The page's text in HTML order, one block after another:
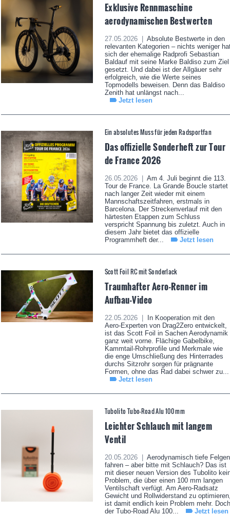
Exklusive Rennmaschine
aerodynamischen Bestwerten
27.05.2026 |
Absolute Bestwerte in den
relevanten Kategorien – nichts weniger
sich der ehemalige Radprofi Sebastian
Baldauf mit seine Marke Baldiso zum Ziel
gesetzt. Und dabei ist der Allgäuer sehr
erfolgreich, wie die Werte seines
Topmodells beweisen. Denn das Baldiso
Zenith hat unlängst nach...
Jetzt lesen
Ein absolutes Muss für jeden Radsportfan
Das offizielle Sonderheft zur Tour
de France 2026
26.05.2026 |
Am 4. Juli beginnt die 113.
Tour de France. La Grande Boucle startet
nach langer Zeit wieder mit einem
Mannschaftszeitfahren, erstmals in
Barcelona. Der Streckenverlauf mit den
härtesten Etappen zum Schluss
verspricht Spannung bis zuletzt. Auch in
diesem Jahr bietet das offizielle
Programmheft der...
Jetzt lesen
Scott Foil RC mit Sonderlack
Traumhafter Aero-Renner im
Aufbau-Video
22.05.2026 |
In Kooperation mit den
Aero-Experten von Drag2Zero entwickelt,
ist das Scott Foil in Sachen Aerodynamik
ganz weit vorne. Flächige Gabelbike,
Kammtail-Rohrprofile und Merkmale wie
die enge Umschließung des Hinterrades
durchs Sitzrohr sorgen für prägnante
Formen, ohne das Rad dabei schwer zu...
Jetzt lesen
Tubolito Tubo-Road Alu 100 mm
Leichter Schlauch mit langem
Ventil
20.05.2026 |
Aerodynamisch tiefe Felgen
fahren – aber bitte mit Schlauch? Das ist
mit dieser neuen Version des Tubolito
Problem, die über einen 100 mm langen
Ventilschaft verfügt. Am Aero-Radsatz
Gewicht und Rollwiderstand zu
ist damit endlich kein Problem mehr. Doch
der Tubo-Road Alu 100...
Jetzt lesen